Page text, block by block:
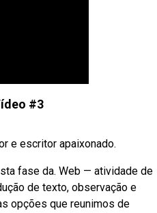
#3
e escritor apaixonado.
fase da. Web — atividade de
de texto, observação e
opções que reunimos de